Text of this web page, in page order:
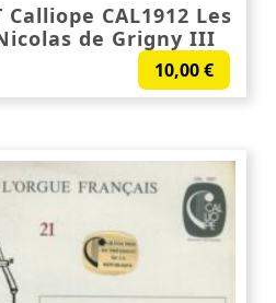
CAL1912 Les
de Grigny III
10,00€